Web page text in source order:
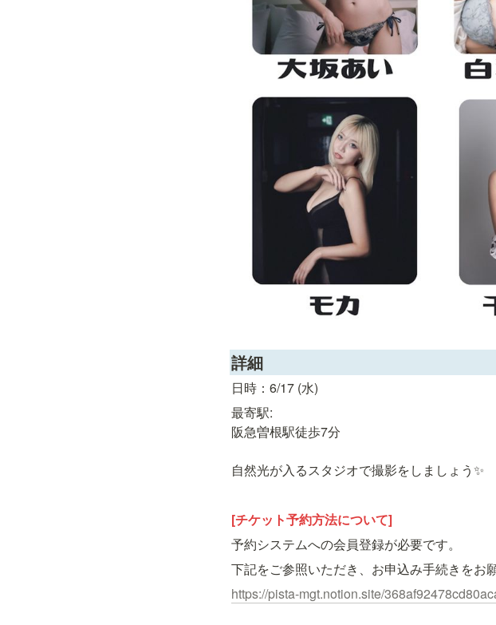
詳細
日時：6/17 (水)
最寄駅:
阪急曽根駅徒歩7分
自然光が入るスタジオで撮影をしましょう✨
[チケット予約方法について]
予約システムへの会員登録が必要です。
下記をご参照いただき、お申込み手続きをお
https://pista-mgt.notion.site/